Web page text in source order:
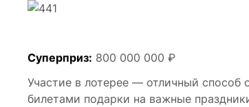
Суперприз: 800 000 000 ₽
Участие в лотерее — отличный способ
билетами подарки на важные